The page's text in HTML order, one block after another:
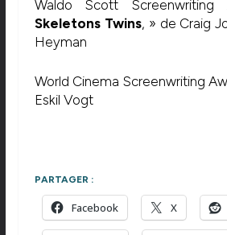
Waldo Scott
Skeletons Twins, » de Craig
Heyman
World Cinema Screenwriting
Eskil Vogt
PARTAGER :
Facebook X